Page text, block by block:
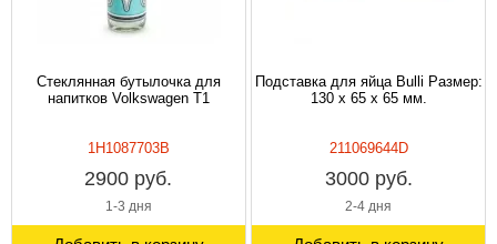
Стеклянная бутылочка для
напитков Volkswagen T1
1H1087703B
2900 руб.
1-3 дня
Подставка для яйца Bulli Размер:
130 x 65 x 65 мм.
211069644D
3000 руб.
2-4 дня